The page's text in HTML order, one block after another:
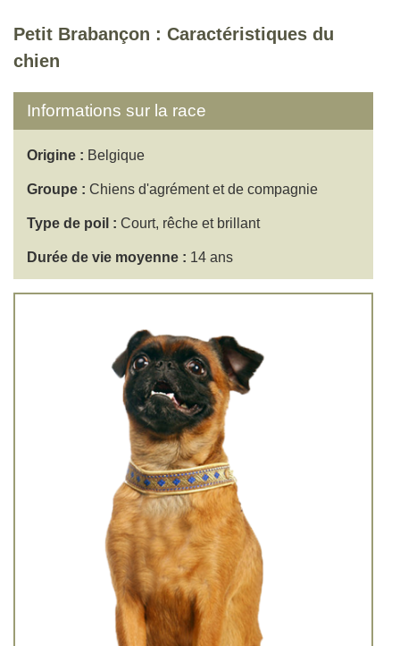
Petit Brabançon : Caractéristiques du
chien
Informations sur la race
Origine : Belgique
Groupe : Chiens d'agrément et de compagnie
Type de poil : Court, rêche et brillant
Durée de vie moyenne : 14 ans